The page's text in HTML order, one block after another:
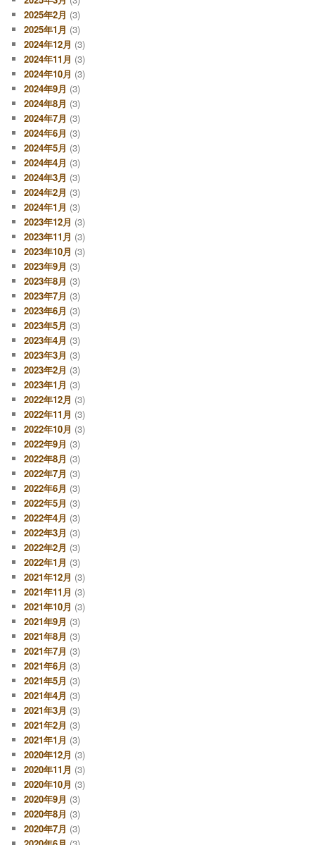
2025年2月 (3)
2025年1月 (3)
2024年12月 (3)
2024年11月 (3)
2024年10月 (3)
2024年9月 (3)
2024年8月 (3)
2024年7月 (3)
2024年6月 (3)
2024年5月 (3)
2024年4月 (3)
2024年3月 (3)
2024年2月 (3)
2024年1月 (3)
2023年12月 (3)
2023年11月 (3)
2023年10月 (3)
2023年9月 (3)
2023年8月 (3)
2023年7月 (3)
2023年6月 (3)
2023年5月 (3)
2023年4月 (3)
2023年3月 (3)
2023年2月 (3)
2023年1月 (3)
2022年12月 (3)
2022年11月 (3)
2022年10月 (3)
2022年9月 (3)
2022年8月 (3)
2022年7月 (3)
2022年6月 (3)
2022年5月 (3)
2022年4月 (3)
2022年3月 (3)
2022年2月 (3)
2022年1月 (3)
2021年12月 (3)
2021年11月 (3)
2021年10月 (3)
2021年9月 (3)
2021年8月 (3)
2021年7月 (3)
2021年6月 (3)
2021年5月 (3)
2021年4月 (3)
2021年3月 (3)
2021年2月 (3)
2021年1月 (3)
2020年12月 (3)
2020年11月 (3)
2020年10月 (3)
2020年9月 (3)
2020年8月 (3)
2020年7月 (3)